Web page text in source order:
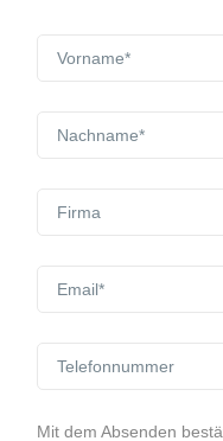
Mit dem Absenden